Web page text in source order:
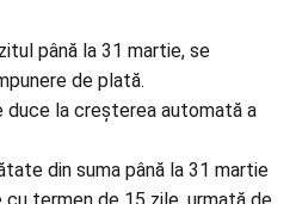
până la 31 martie, se
de plată.
duce la creşterea automată a
din suma până la 31 martie